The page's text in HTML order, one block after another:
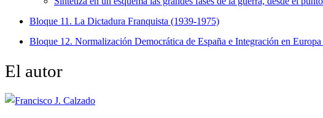
Bloque 11. La Dictadura Franquista (1939-1975)
Bloque 12. Normalización Democrática de España e Integración en Europa
El autor